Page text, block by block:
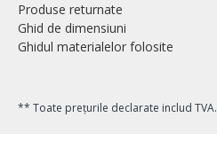
Produse returnate
Ghid de dimensiuni
Ghidul materialelor folosite
** Toate prețurile declarate includ TVA.